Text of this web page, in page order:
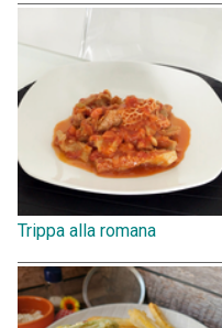
Trippa alla romana